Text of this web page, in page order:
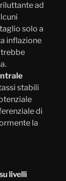
ad
solo a
inflazione
stabili
di
la
livelli